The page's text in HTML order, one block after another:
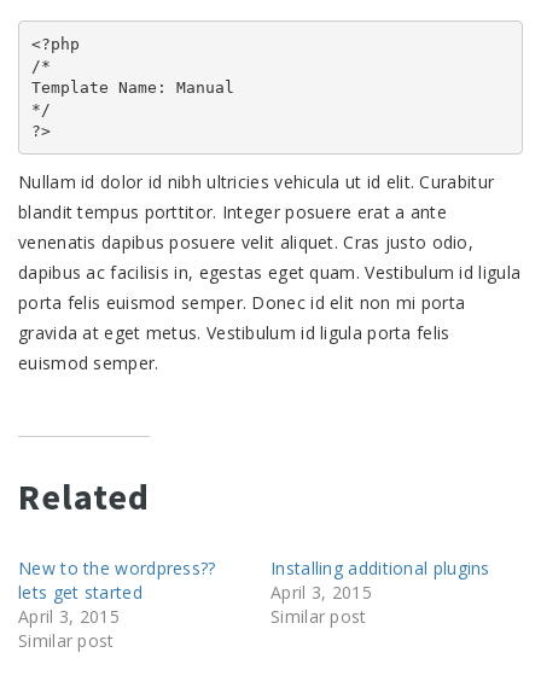
<?php
/*
Template Name: Manual
*/
?>
Nullam id dolor id nibh ultricies vehicula ut id elit. Curabitur
blandit tempus porttitor. Integer posuere erat a ante
venenatis dapibus posuere velit aliquet. Cras justo odio,
dapibus ac facilisis in, egestas eget quam. Vestibulum id ligula
porta felis euismod semper. Donec id elit non mi porta
gravida at eget metus. Vestibulum id ligula porta felis
euismod semper.
Related
New to the wordpress??
lets get started
April 3, 2015
Similar post
Installing additional plugins
April 3, 2015
Similar post